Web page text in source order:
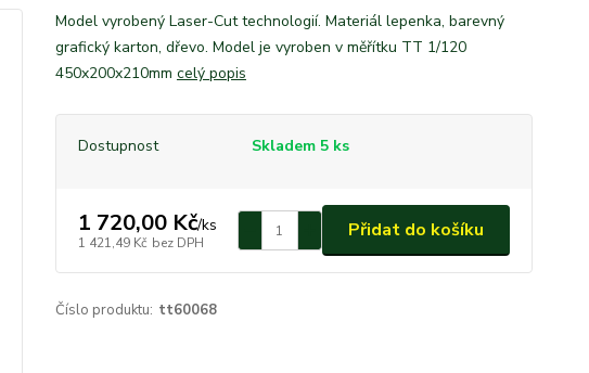
Model vyrobený Laser-Cut technologií. Materiál lepenka, barevný
grafický karton, dřevo. Model je vyroben v měřítku TT 1/120
450x200x210mm celý popis
Dostupnost Skladem 5 ks
1 720,00 Kč/ks
1 421,49 Kč bez DPH
Přidat do košíku
Číslo produktu: tt60068